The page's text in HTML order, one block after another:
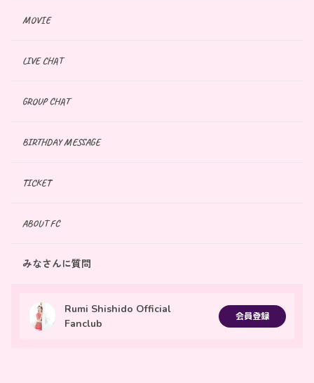
MOVIE
LIVE CHAT
GROUP CHAT
BIRTHDAY MESSAGE
TICKET
ABOUT FC
みなさんに質問
Rumi Shishido Official
Fanclub
会員登録